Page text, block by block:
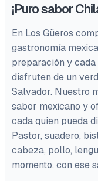
¡Puro sabor
En Los Güeros
gastronomía
preparación y
disfruten de un
Salvador. Nuestro
sabor mexicano y
cada quien pueda
Pastor, suadero,
cabeza, pollo,
momento, con ese